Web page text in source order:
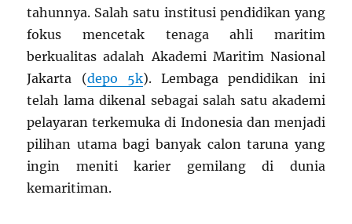
tahunnya. Salah satu institusi pendidikan yang
fokus mencetak tenaga ahli maritim
berkualitas adalah Akademi Maritim Nasional
Jakarta (depo 5k). Lembaga pendidikan ini
telah lama dikenal sebagai salah satu akademi
pelayaran terkemuka di Indonesia dan menjadi
pilihan utama bagi banyak calon taruna yang
ingin meniti karier gemilang di dunia
kemaritiman.